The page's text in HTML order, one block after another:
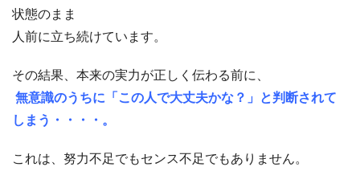
状態のまま
人前に立ち続けています。
その結果、本来の実力が正しく伝わる前に、
無意識のうちに「この人で大丈夫かな？」と判断されて
しまう・・・・。
これは、努力不足でもセンス不足でもありません。